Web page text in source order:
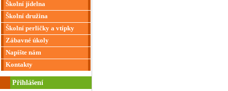
Školní jídelna
Školní družina
Školní perličky a vtípky
Zábavné úkoly
Napište nám
Kontakty
Přihlášení